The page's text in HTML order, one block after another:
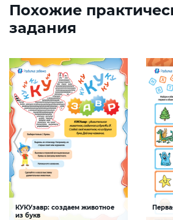
Похожие
задания
КУКУзавр: создаем животное
из букв